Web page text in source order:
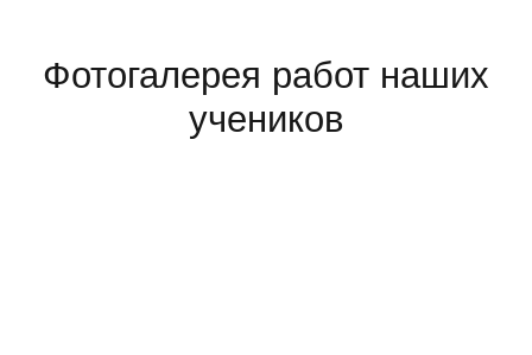
Фотогалерея работ наших
учеников